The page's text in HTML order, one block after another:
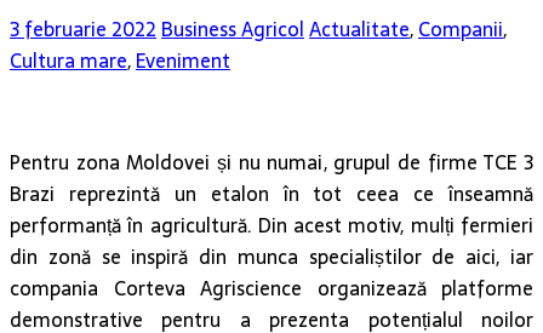
3 februarie 2022Business AgricolActualitate,Companii,
Cultura mare,Eveniment
Pentru zona Moldovei și nu numai, grupul de firme TCE 3
Brazi reprezintă un etalon în tot ceea ce înseamnă
performanță în agricultură. Din acest motiv, mulți fermieri
din zonă se inspiră din munca specialiștilor de aici, iar
compania Corteva Agriscience organizează platforme
demonstrative pentru a prezenta potențialul noilor